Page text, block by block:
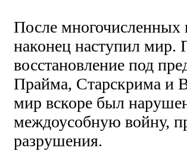
После многочисленных
наконец наступил мир.
восстановление под
Прайма, Старскрима и
мир вскоре был
междоусобную войну,
разрушения.